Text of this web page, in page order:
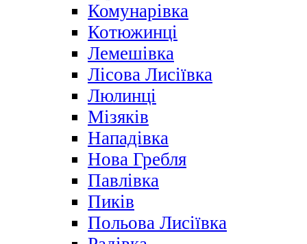
Комунарівка
Котюжинці
Лемешівка
Лісова Лисіївка
Люлинці
Мізяків
Нападівка
Нова Гребля
Павлівка
Пиків
Польова Лисіївка